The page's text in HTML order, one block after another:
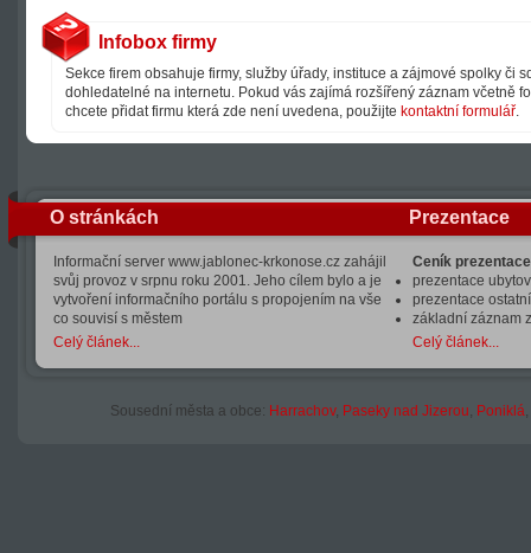
Infobox firmy
Sekce firem obsahuje firmy, služby úřady, instituce a zájmové spolky či
dohledatelné na internetu. Pokud vás zajímá rozšířený záznam včetně
chcete přidat firmu která zde není uvedena, použijte kontaktní formulář.
O stránkách
Informační server www.jablonec-krkonose.cz zahájil
svůj provoz v srpnu roku 2001. Jeho cílem bylo a je
vytvoření informačního portálu s propojením na vše
co souvisí s městem
Celý článek...
Prezentace
Ceník
prezentace
prezentace
základní záznam
Celý článek...
Sousední města a obce: Harrachov, Paseky nad Jizerou, Poniklá,